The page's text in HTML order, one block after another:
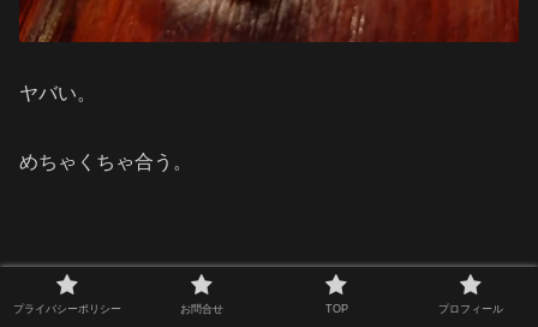
ヤバい。
めちゃくちゃ合う。
プライバシーポリシー お問合せ TOP プロフィール